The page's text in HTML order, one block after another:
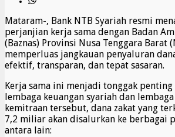
Mataram-, Bank NTB Syariah resmi
perjanjian kerja sama dengan Badan
(Baznas) Provinsi Nusa Tenggara Barat
memperluas jangkauan penyaluran
efektif, transparan, dan tepat sasaran.
Kerja sama ini menjadi tonggak
lembaga keuangan syariah dan
kemitraan tersebut, dana zakat yang
7,2 miliar akan disalurkan ke berbagai
antara lain: